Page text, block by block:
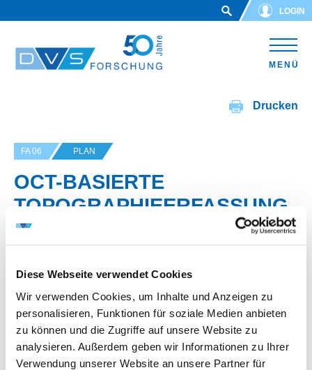
Diese Webseite verwendet Cookies
Wir verwenden Cookies, um Inhalte und Anzeigen zu
personalisieren, Funktionen für soziale Medien anbieten
zu können und die Zugriffe auf unsere Website zu
analysieren. Außerdem geben wir Informationen zu Ihrer
Verwendung unserer Website an unsere Partner für
LOGIN
MENÜ
Drucken
FA 06 PLAN
OCT-BASIERTE
TOPOGRAPHIEERFASSUNG
UND MULTIPARAMETER-
REGELUNG BEIM LMD
IGF-Vorhaben-Nr.: 01IF23206N
Laufzeit: 01.03.2024 - 30.11.2026